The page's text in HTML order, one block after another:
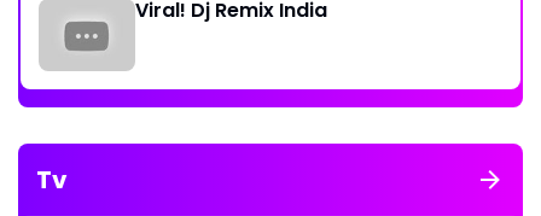
Viral! Dj Remix India
Tv